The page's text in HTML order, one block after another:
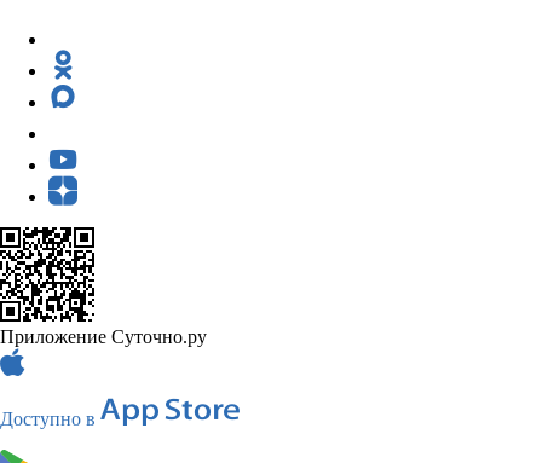
Приложение Суточно.ру
Доступно в